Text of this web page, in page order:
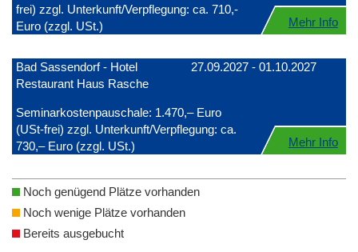
frei) zzgl. Unterkunft/Verpflegung: ca. 710,-
Euro (zzgl. USt.)
Mehr Info
Bad Sassendorf - Hotel
Restaurant Haus Rasche
27.09.2027 - 01.10.2027
Seminarkostenpauschale: 1.470,– Euro
(USt-frei) zzgl. Unterkunft/Verpflegung: ca.
730,– Euro (zzgl. USt.)
Mehr Info
Noch genügend Plätze vorhanden
Noch wenige Plätze vorhanden
Bereits ausgebucht